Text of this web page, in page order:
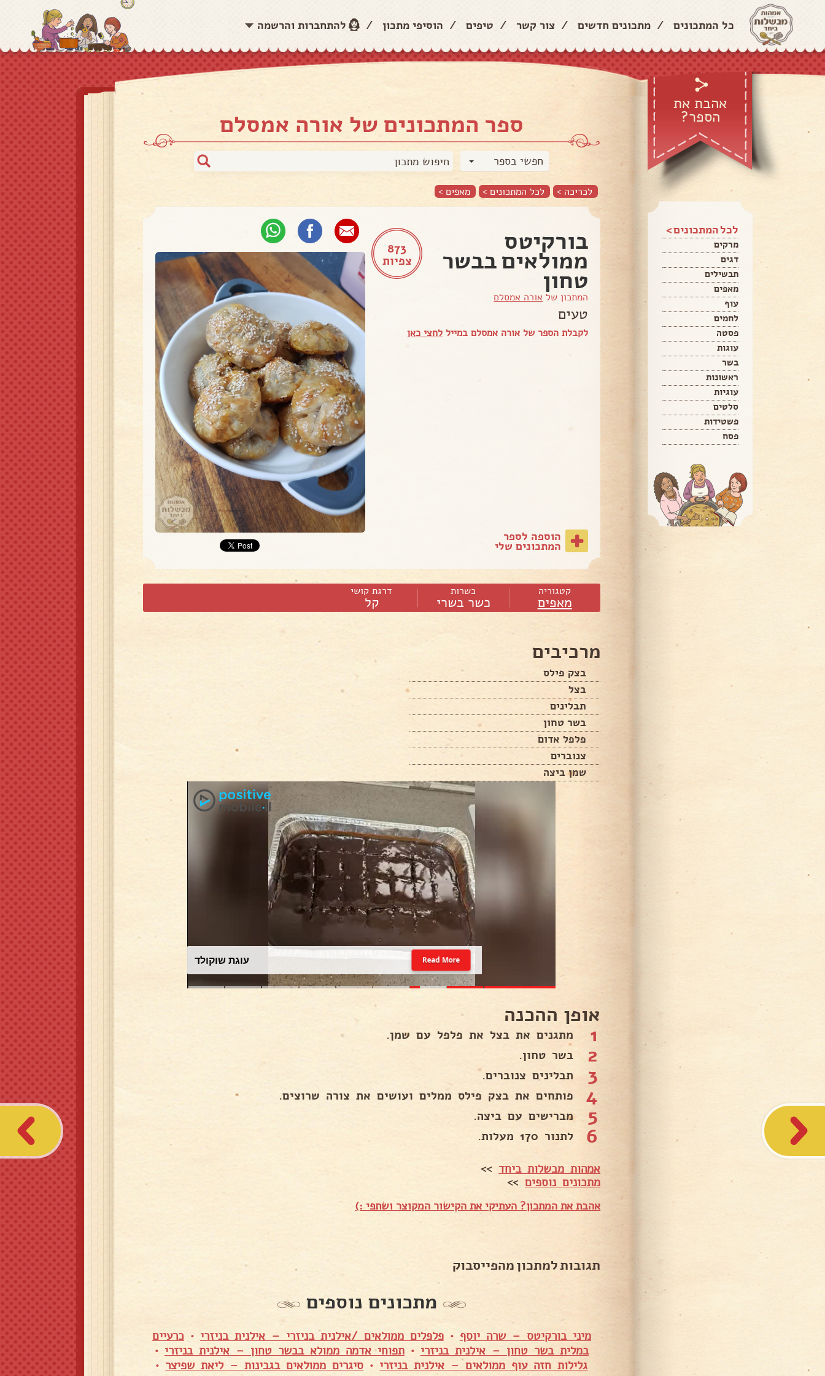
כל המתכונים / מתכונים חדשים / צור קשר / טיפים / הוסיפי מתכון / להתחברות והרשמה
אהבת את
הספר?
לכל המתכונים >
מרקים
דגים
תבשילים
מאפים
עוף
לחמים
פסטה
עוגות
בשר
ראשונות
עוגיות
סלטים
פשטידות
פסח
ספר המתכונים של אורה אמסלם
חפשי בספר
לכריכה > לכל המתכונים > מאפים >
873
צפיות
בורקיטס
ממולאים בבשר
טחון
המתכון של אורה אמסלם
טעים
לקבלת הספר של אורה אמסלם במייל לחצי כאן
הוספה לספר
המתכונים שלי
קטגוריה
מאפים
כשרות
כשר בשרי
דרגת קושי
קל
מרכיבים
בצק פילס
בצל
תבלינים
בשר טחון
פלפל אדום
צנוברים
שמן ביצה
עוגת שוקולד Read More
אופן ההכנה
1 מתגנים את בצל את פלפל עם שמן.
2 בשר טחון.
3 תבלינים צנוברים.
4 פותחים את בצק פילס ממלים ועושים את צורה שרוצים.
5 מברישים עם ביצה.
6 לתנור 170 מעלות.
אמהות מבשלות ביחד >>
מתכונים נוספים>>
אהבת את המתכון? העתיקי את הקישור המקוצר ושתפי :)
תגובות למתכון מהפייסבוק
מתכונים נוספים
מיני בורקיטס – שרה יוסף •פלפלים ממולאים /אילנית בניזרי – אילנית בניזרי • כרעיים
במלית בשר טחון – אילנית בניזרי •תפוחי אדמה ממולא בבשר טחון – אילנית בניזרי •
גלילות חזה עוף ממולאים – אילנית בניזרי • סיגרים ממולאים בגבינות – ליאת שפיצר •